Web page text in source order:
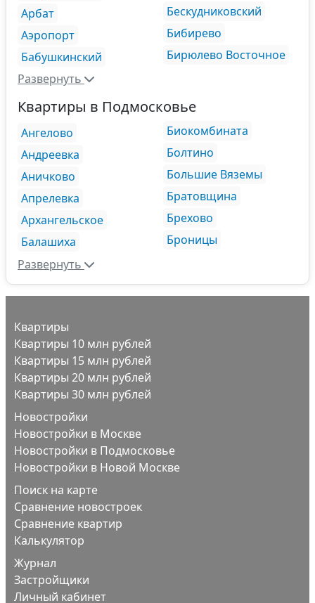
Арбат
Аэропорт
Бабушкинский
Бескудниковский
Бибирево
Бирюлево Восточное
Развернуть
Квартиры в Подмосковье
Ангелово
Андреевка
Аничково
Апрелевка
Архангельское
Балашиха
Биокомбината
Болтино
Большие Вяземы
Братовщина
Брехово
Броницы
Развернуть
Квартиры
Квартиры 10 млн рублей
Квартиры 15 млн рублей
Квартиры 20 млн рублей
Квартиры 30 млн рублей
Новостройки
Новостройки в Москве
Новостройки в Подмосковье
Новостройки в Новой Москве
Поиск на карте
Сравнение новостроек
Сравнение квартир
Калькулятор
Журнал
Застройщики
Личный кабинет